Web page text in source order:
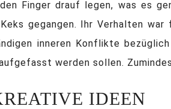
Finger drauf legen, was es
gegangen. Ihr Verhalten war
inneren Konflikte
werden sollen.
IDEEN